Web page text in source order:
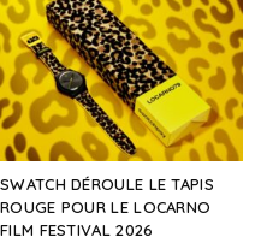
SWATCH DÉROULE LE TAPIS
ROUGE POUR LE LOCARNO
FILM FESTIVAL 2026